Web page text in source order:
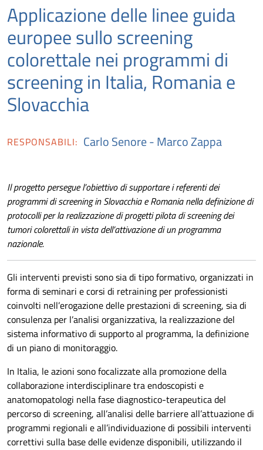
Applicazione delle linee guida
europee sullo screening
colorettale nei programmi di
screening in Italia, Romania e
Slovacchia
RESPONSABILI: Carlo Senore-Marco Zappa
Il progetto persegue l’obiettivo di supportare i referenti dei
programmi di screening in Slovacchia e Romania nella definizione di
protocolli per la realizzazione di progetti pilota di screening dei
tumori colorettali in vista dell’attivazione di un programma
nazionale.
Gli interventi previsti sono sia di tipo formativo, organizzati in
forma di seminari e corsi di retraining per professionisti
coinvolti nell’erogazione delle prestazioni di screening, sia di
consulenza per l’analisi organizzativa, la realizzazione del
sistema informativo di supporto al programma, la definizione
di un piano di monitoraggio.
In Italia, le azioni sono focalizzate alla promozione della
collaborazione interdisciplinare tra endoscopisti e
anatomopatologi nella fase diagnostico-terapeutica del
percorso di screening, all’analisi delle barriere all’attuazione di
programmi regionali e all’individuazione di possibili interventi
correttivi sulla base delle evidenze disponibili, utilizzando il